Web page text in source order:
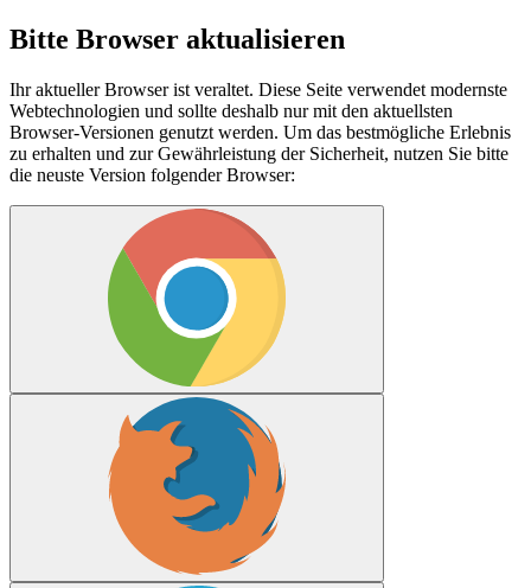
Bitte Browser aktualisieren
Ihr aktueller Browser ist veraltet. Diese Seite verwendet modernste
Webtechnologien und sollte deshalb nur mit den aktuellsten
Browser-Versionen genutzt werden. Um das bestmögliche Erlebnis
zu erhalten und zur Gewährleistung der Sicherheit, nutzen Sie bitte
die neuste Version folgender Browser: